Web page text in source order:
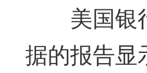
美国银行
据的报告显